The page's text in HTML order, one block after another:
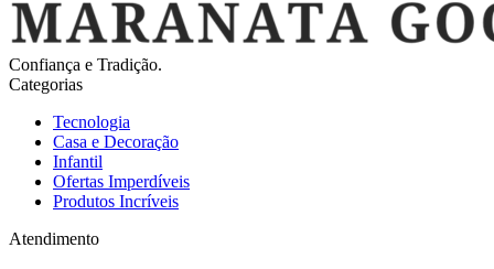
Confiança e Tradição.
Categorias
Tecnologia
Casa e Decoração
Infantil
Ofertas Imperdíveis
Produtos Incríveis
Atendimento